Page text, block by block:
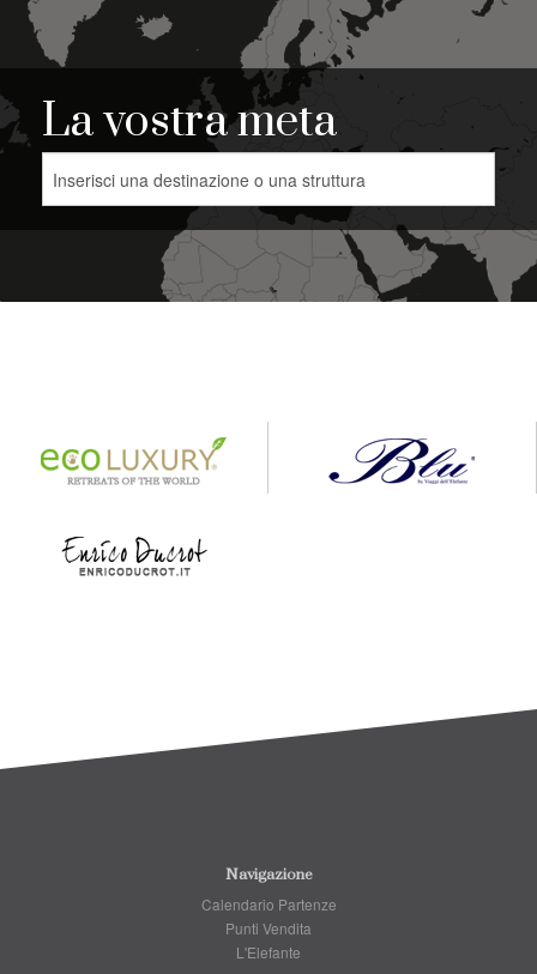
La vostra meta
Navigazione
Calendario Partenze
Punti Vendita
L'Elefante